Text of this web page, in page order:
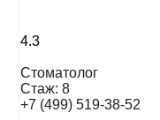
4.3
Стоматолог
Стаж: 8
+7 (499) 519-38-52